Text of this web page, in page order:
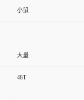
小鼠
大量
48T